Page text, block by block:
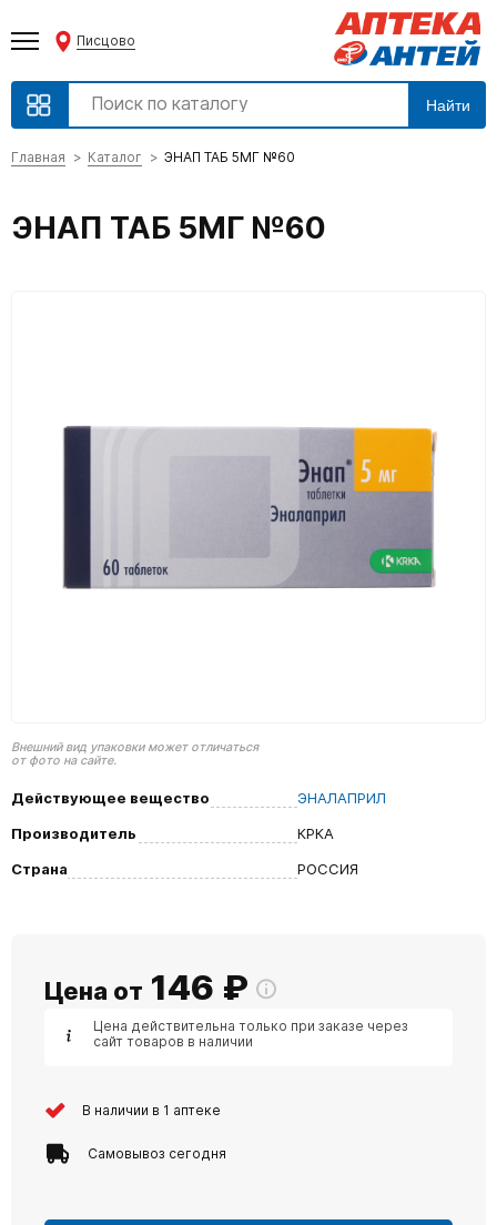
Писцово
Найти
Главная Каталог ЭНАП ТАБ 5МГ №60
ЭНАП ТАБ 5МГ №60
Внешний вид упаковки может отличаться
от фото на сайте.
Действующее вещество
ЭНАЛАПРИЛ
Производитель
КРКА
Страна
РОССИЯ
Цена от 146 ₽
Цена действительна только при заказе через
сайт товаров в наличии
В наличии в 1 аптеке
Самовывоз сегодня